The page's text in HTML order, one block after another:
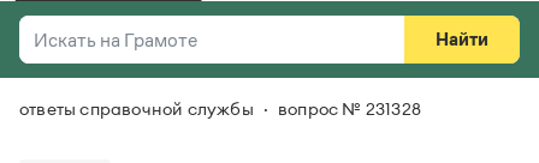
Искать на Грамоте
Справочная служба
Найти
Везде
ответы справочной службы вопрос № 231328